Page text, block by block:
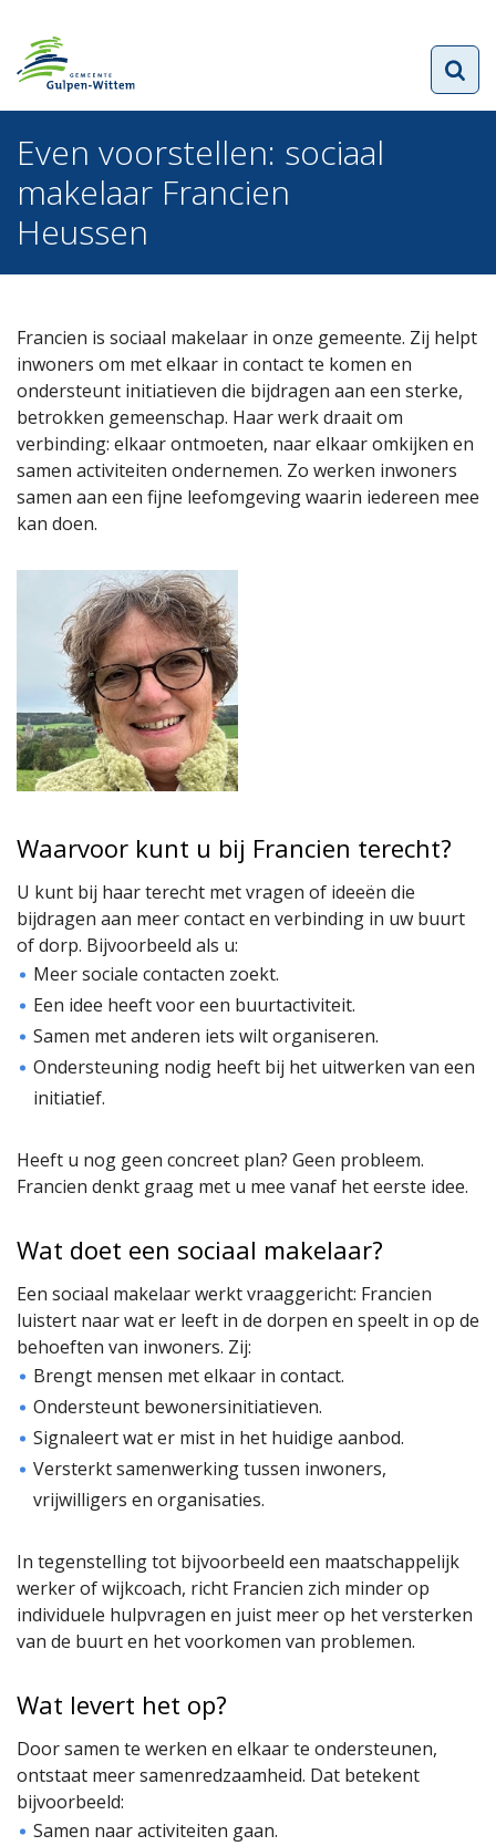
Even voorstellen: sociaal
makelaar Francien
Heussen
Francien is sociaal makelaar in onze gemeente. Zij helpt
inwoners om met elkaar in contact te komen en
ondersteunt initiatieven die bijdragen aan een sterke,
betrokken gemeenschap. Haar werk draait om
verbinding: elkaar ontmoeten, naar elkaar omkijken en
samen activiteiten ondernemen. Zo werken inwoners
samen aan een fijne leefomgeving waarin iedereen mee
kan doen.
Waarvoor kunt u bij Francien terecht?
U kunt bij haar terecht met vragen of ideeën die
bijdragen aan meer contact en verbinding in uw buurt
of dorp. Bijvoorbeeld als u:
Meer sociale contacten zoekt.
Een idee heeft voor een buurtactiviteit.
Samen met anderen iets wilt organiseren.
Ondersteuning nodig heeft bij het uitwerken van een
initiatief.
Heeft u nog geen concreet plan? Geen probleem.
Francien denkt graag met u mee vanaf het eerste idee.
Wat doet een sociaal makelaar?
Een sociaal makelaar werkt vraaggericht: Francien
luistert naar wat er leeft in de dorpen en speelt in op de
behoeften van inwoners. Zij:
Brengt mensen met elkaar in contact.
Ondersteunt bewonersinitiatieven.
Signaleert wat er mist in het huidige aanbod.
Versterkt samenwerking tussen inwoners,
vrijwilligers en organisaties.
In tegenstelling tot bijvoorbeeld een maatschappelijk
werker of wijkcoach, richt Francien zich minder op
individuele hulpvragen en juist meer op het versterken
van de buurt en het voorkomen van problemen.
Wat levert het op?
Door samen te werken en elkaar te ondersteunen,
ontstaat meer samenredzaamheid. Dat betekent
bijvoorbeeld:
Samen naar activiteiten gaan.